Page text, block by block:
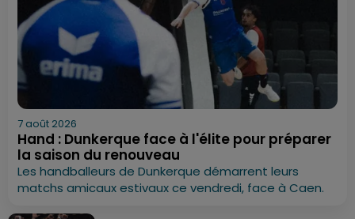
7 août 2026
Hand : Dunkerque face à l'élite pour préparer
la saison du renouveau
Les handballeurs de Dunkerque démarrent leurs
matchs amicaux estivaux ce vendredi, face à Caen.